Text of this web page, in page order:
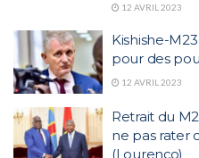
12 AVRIL 2023
Kishishe-
pour des
12 AVRIL 2023
Retrait du
ne pas rater
(Lourenço)